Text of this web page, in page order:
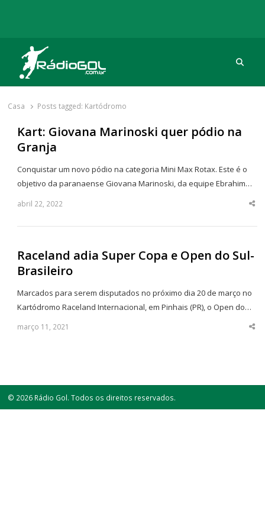
Rádio Gol
Há mais de 20 anos com as melhores coberturas
Casa Posts tagged: Kartódromo
Kart: Giovana Marinoski quer pódio na
Granja
Conquistar um novo pódio na categoria Mini Max Rotax. Este é o
objetivo da paranaense Giovana Marinoski, da equipe Ebrahim…
abril 22, 2022
Raceland adia Super Copa e Open do Sul-
Brasileiro
Marcados para serem disputados no próximo dia 20 de março no
Kartódromo Raceland Internacional, em Pinhais (PR), o Open do…
março 11, 2021
© 2026 Rádio Gol. Todos os direitos reservados.